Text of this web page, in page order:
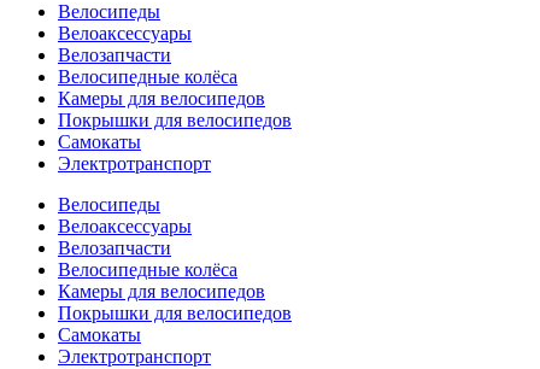
Велосипеды
Велоаксессуары
Велозапчасти
Велосипедные колёса
Камеры для велосипедов
Покрышки для велосипедов
Самокаты
Электротранспорт
Велосипеды
Велоаксессуары
Велозапчасти
Велосипедные колёса
Камеры для велосипедов
Покрышки для велосипедов
Самокаты
Электротранспорт